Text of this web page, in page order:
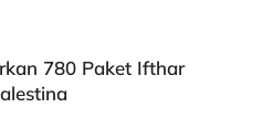
780 Paket Ifthar